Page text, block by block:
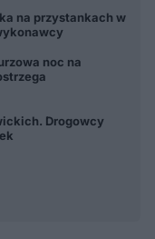
na przystankach w
noc na
Drogowcy